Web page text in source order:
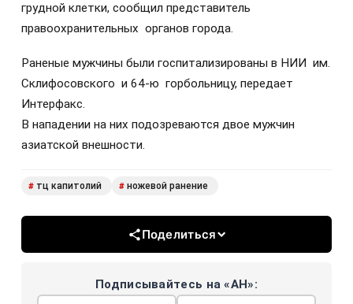
грудной клетки, сообщил представитель
правоохранительных органов города.
Раненые мужчины были госпитализированы в НИИ им.
Склифосовского и 64-ю горбольницу, передает
Интерфакс.
В нападении на них подозреваются двое мужчин
азиатской внешности.
# тц капитолий # ножевой ранение
Поделиться
Подписывайтесь на «АН»: